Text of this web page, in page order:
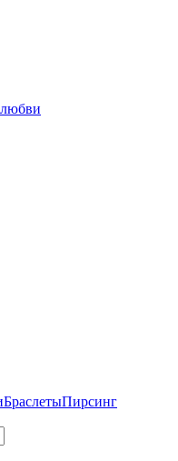
БраслетыПирсинг